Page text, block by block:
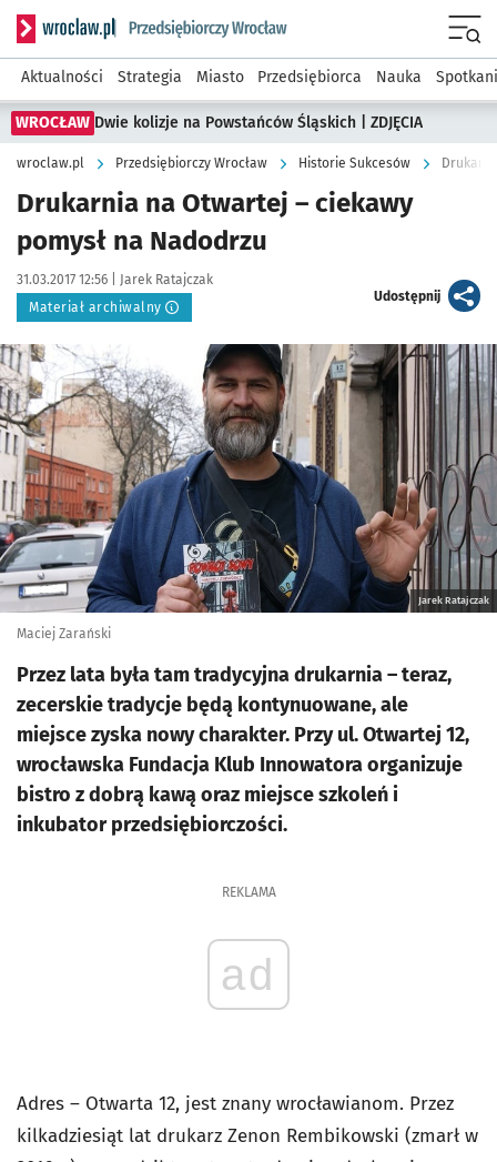
Serwis informacyjny wroclaw.pl podserwis: Strategia
Aktualności Strategia Miasto Przedsiębiorca Nauka
WROCŁAW Dwie kolizje na Powstańców Śląskich | ZDJĘCIA
wroclaw.pl Przedsiębiorczy Wrocław Historie Sukcesów
Drukarnia na Otwartej – ciekawy
pomysł na Nadodrzu
Data publikacji:
31.03.2017 12:56 | Autor:
Jarek Ratajczak
Materiał archiwalny
Udostępnijartykuł
Kliknij, aby powiększyć
Jarek Ratajczak
Maciej Zarański
Przez lata była tam tradycyjna drukarnia – teraz,
zecerskie tradycje będą kontynuowane, ale
miejsce zyska nowy charakter. Przy ul. Otwartej 12,
wrocławska Fundacja Klub Innowatora organizuje
bistro z dobrą kawą oraz miejsce szkoleń i
inkubator przedsiębiorczości.
REKLAMA
ad
Adres – Otwarta 12, jest znany wrocławianom. Przez
kilkadziesiąt lat drukarz Zenon Rembikowski (zmarł w